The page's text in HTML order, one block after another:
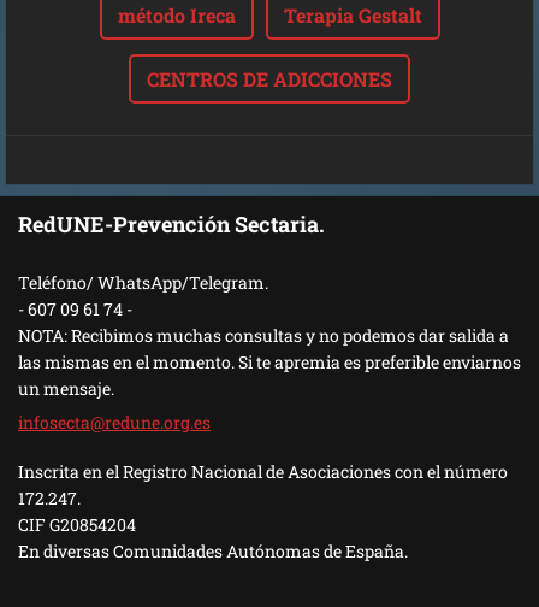
método Ireca Terapia Gestalt
CENTROS DE ADICCIONES
RedUNE-Prevención Sectaria.
Teléfono/ WhatsApp/Telegram.
- 607 09 61 74 -
NOTA: Recibimos muchas consultas y no podemos dar salida a
las mismas en el momento. Si te apremia es preferible enviarnos
un mensaje.
infosecta@redune.org.es
Inscrita en el Registro Nacional de Asociaciones con el número
172.247.
CIF G20854204
En diversas Comunidades Autónomas de España.